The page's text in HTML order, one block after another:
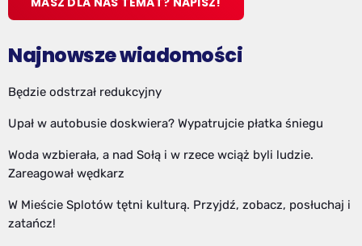
Najnowsze wiadomości
Będzie odstrzał redukcyjny
Upał w autobusie doskwiera? Wypatrujcie płatka śniegu
Woda wzbierała, a nad Sołą i w rzece wciąż byli ludzie.
Zareagował wędkarz
W Mieście Splotów tętni kulturą. Przyjdź, zobacz, posłuchaj i
zatańcz!